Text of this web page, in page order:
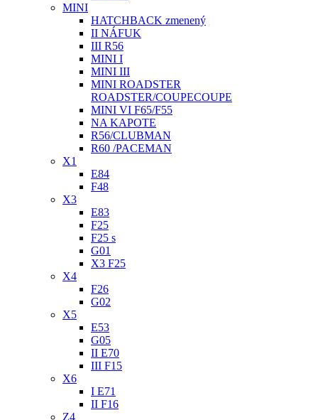
MINI
HATCHBACK zmenený
II NÁFUK
III R56
MINI I
MINI III
MINI ROADSTER
ROADSTER/COUPECOUPE
MINI VI F65/F55
NA KAPOTE
R56/CLUBMAN
R60 /PACEMAN
X1
E84
F48
X3
E83
F25
F25 s
G01
X3 F25
X4
F26
G02
X5
E53
G05
II E70
III F15
X6
I E71
II F16
Z4